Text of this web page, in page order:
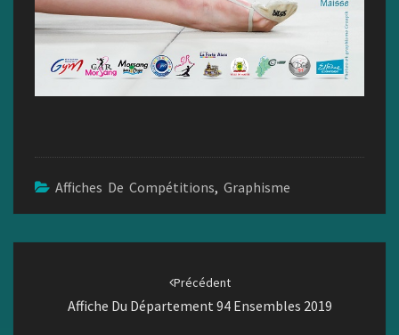
Affiches De Compétitions, Graphisme
Précédent
Affiche Du Département 94 Ensembles 2019